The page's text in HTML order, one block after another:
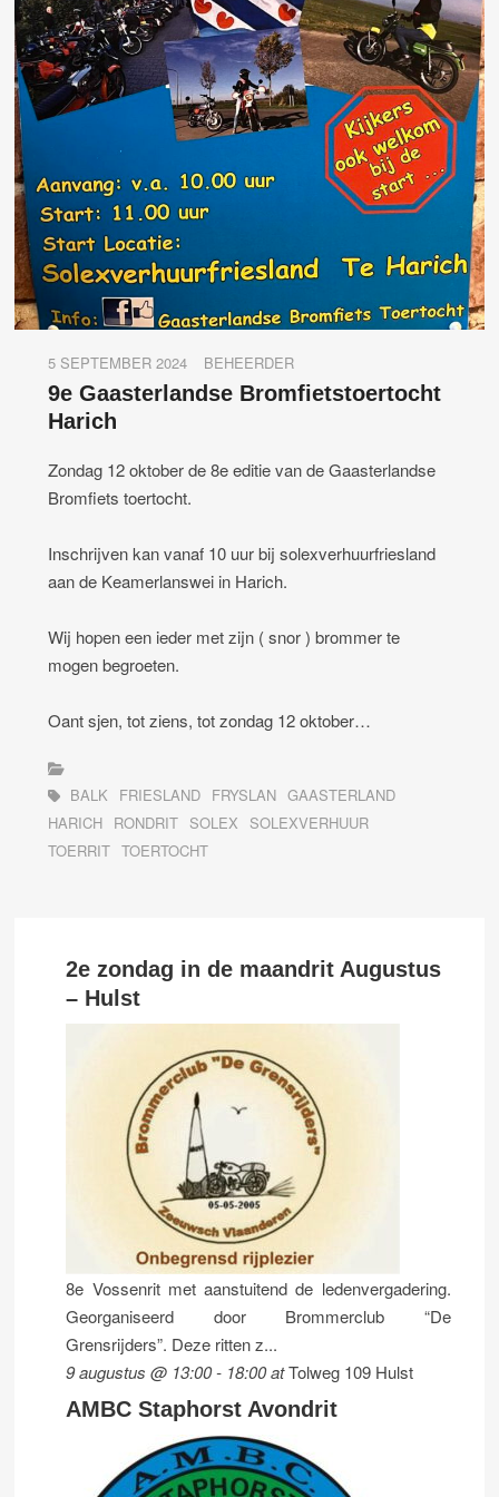
5 SEPTEMBER 2024 BEHEERDER
9e Gaasterlandse Bromfietstoertocht
Harich
Zondag 12 oktober de 8e editie van de Gaasterlandse
Bromfiets toertocht.
Inschrijven kan vanaf 10 uur bij solexverhuurfriesland
aan de Keamerlanswei in Harich.
Wij hopen een ieder met zijn ( snor ) brommer te
mogen begroeten.
Oant sjen, tot ziens, tot zondag 12 oktober…
BALK FRIESLAND FRYSLAN GAASTERLAND
HARICH RONDRIT SOLEX
SOLEXVERHUUR
TOERRIT TOERTOCHT
2e zondag in de maandrit Augustus
– Hulst
8e Vossenrit met aanstuitend de ledenvergadering.
Georganiseerd door Brommerclub “De
Grensrijders”. Deze ritten z...
9 augustus @ 13:00- 18:00atTolweg 109 Hulst
AMBC Staphorst Avondrit